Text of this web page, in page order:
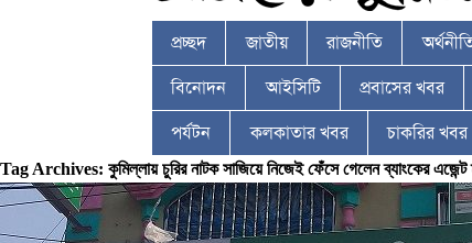
প্রচ্ছদ জাতীয় রাজনীতি
বিনোদন আইসিটি প্রবাসের খবর
পর্যটন কলকাতার খবর চাকরির খবর
Tag Archives: কুমিল্লায় চুরির নাটক সাজিয়ে নিজেই ফেঁসে গেলেন ব্যাংকের এজেন্ট